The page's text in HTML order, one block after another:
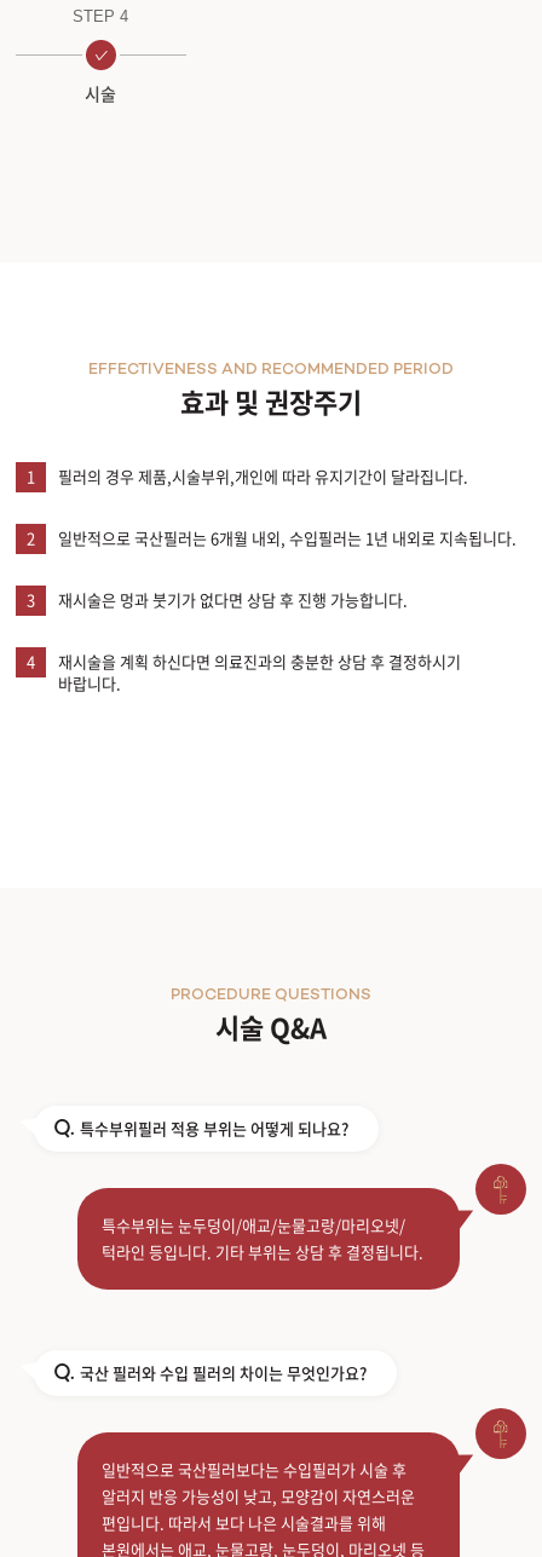
STEP 4
시술
효과 및 권장주기
EFFECTIVENESS AND RECOMMENDED PERIOD
1 필러의 경우 제품,시술부위,개인에 따라 유지기간이 달라집니다.
2 일반적으로 국산필러는 6개월 내외, 수입필러는 1년 내외로 지속됩니다.
3 재시술은 멍과 붓기가 없다면 상담 후 진행 가능합니다.
4
재시술을 계획 하신다면 의료진과의 충분한 상담 후 결정하시기
바랍니다.
시술 Q&A
PROCEDURE QUESTIONS
Q. 특수부위필러 적용 부위는 어떻게 되나요?
특수부위는 눈두덩이/애교/눈물고랑/마리오넷/
턱라인 등입니다. 기타 부위는 상담 후 결정됩니다.
Q. 국산 필러와 수입 필러의 차이는 무엇인가요?
일반적으로 국산필러보다는 수입필러가 시술 후
알러지 반응 가능성이 낮고, 모양감이 자연스러운
편입니다. 따라서 보다 나은 시술결과를 위해
본원에서는 애교, 눈물고랑, 눈두덩이, 마리오넷 등